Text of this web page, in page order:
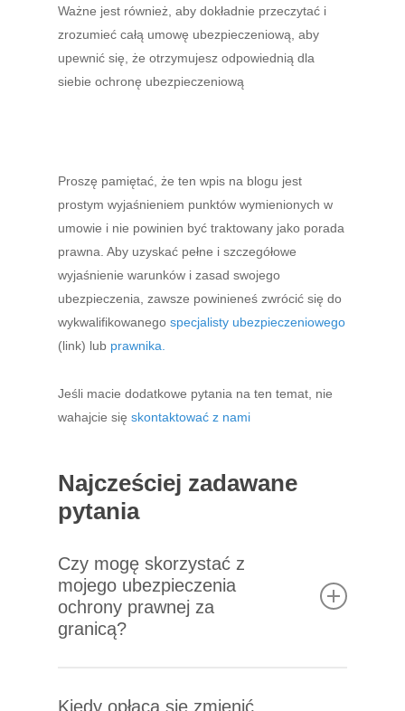
Ważne jest również, aby dokładnie przeczytać i
zrozumieć całą umowę ubezpieczeniową, aby
upewnić się, że otrzymujesz odpowiednią dla
siebie ochronę ubezpieczeniową
Proszę pamiętać, że ten wpis na blogu jest
prostym wyjaśnieniem punktów wymienionych w
umowie i nie powinien być traktowany jako porada
prawna. Aby uzyskać pełne i szczegółowe
wyjaśnienie warunków i zasad swojego
ubezpieczenia, zawsze powinieneś zwrócić się do
wykwalifikowanegospecjalisty ubezpieczeniowego
(link) lub prawnika.
Jeśli macie dodatkowe pytania na ten temat, nie
wahajcie sięskontaktować z nami
Najcześciej zadawane
pytania
Czy mogę skorzystać z
mojego ubezpieczenia
ochrony prawnej za
granicą?
ubezpieczeniowej zależy od postanowień Twojej
Kiedy opłaca się zmienić